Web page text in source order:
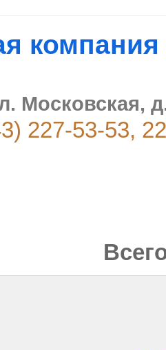
Московская,
227-53-53,